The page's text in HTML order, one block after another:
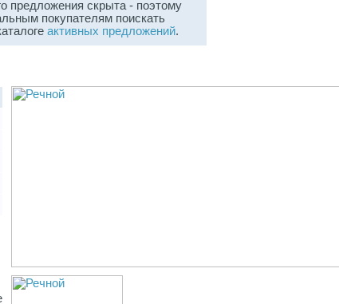
предложения скрыта - поэтому
покупателям поискать
активных предложений.